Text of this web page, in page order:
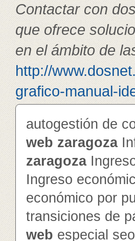
Contactar con
que ofrece
en el ámbito de
http://
grafico-manual-
autogestión de
web zaragoza
zaragoza
Ingreso
económico por
transiciones de
web especial seo